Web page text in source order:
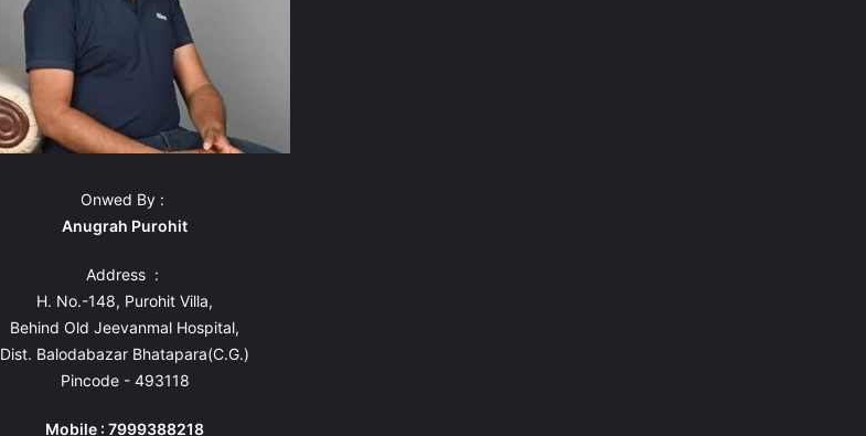
Onwed By :
Anugrah Purohit
Address :
H. No.-148, Purohit Villa,
Behind Old Jeevanmal Hospital,
Dist. Balodabazar Bhatapara(C.G.)
Pincode - 493118
Mobile : 7999388218